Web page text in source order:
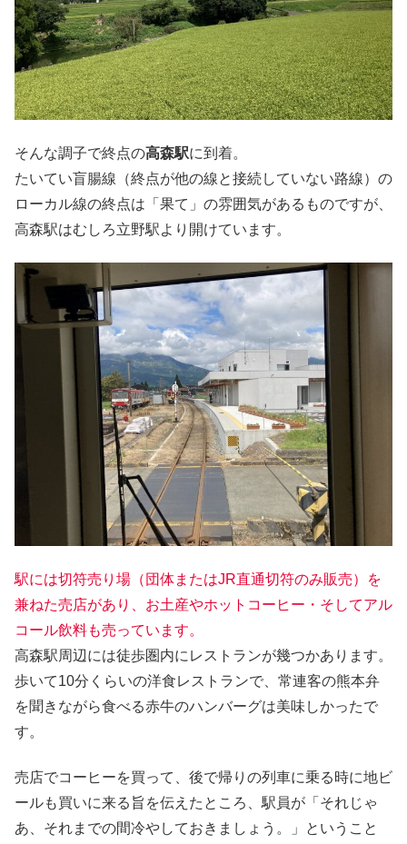
そんな調子で終点の高森駅に到着。
たいてい盲腸線（終点が他の線と接続していない路線）の
ローカル線の終点は「果て」の雰囲気があるものですが、
高森駅はむしろ立野駅より開けています。
駅には切符売り場（団体またはJR直通切符のみ販売）を
兼ねた売店があり、お土産やホットコーヒー・そしてアル
コール飲料も売っています。
高森駅周辺には徒歩圏内にレストランが幾つかあります。
歩いて10分くらいの洋食レストランで、常連客の熊本弁
を聞きながら食べる赤牛のハンバーグは美味しかったで
す。
売店でコーヒーを買って、後で帰りの列車に乗る時に地ビ
ールも買いに来る旨を伝えたところ、駅員が「それじゃ
あ、それまでの間冷やしておきましょう。」ということ